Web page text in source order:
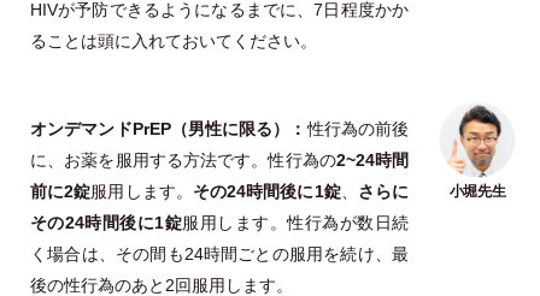
HIVが予防できるようになるまでに、7日程度かか
ることは頭に入れておいてください。
オンデマンドPrEP（男性に限る） ：性行為の前後
に、お薬を服用する方法です。性行為の2~24時間
前に2錠服用します。 その24時間後に1錠、 さらに
その24時間後に1錠服用します。性行為が数日続
く場合は、その間も24時間ごとの服用を続け、最
後の性行為のあと2回服用します。